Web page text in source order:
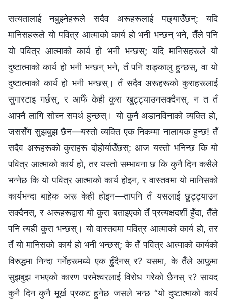
सत्यतालाई नबुझ्नेहरूले सदैव अरूहरूलाई पछ्याउँछन्‌: यदि
मानिसहरूले यो पवित्र आत्माको कार्य हो भनी भन्छन्‌ भने, तैँले पनि
यो पवित्र आत्माको कार्य हो भनी भन्छस्‌; यदि मानिसहरूले यो
दुष्टात्माको कार्य हो भनी भन्छन्‌ भने, तँ पनि शङ्कालु हुन्छस्‌, वा यो
दुष्टात्माको कार्य हो भनी भन्छस्‌। तँ सदैव अरूहरूको कुराहरूलाई
सुगारटाइ गर्छस्‌, र आफैँ केही कुरा खुट्ट्याउनसक्दैनस्, न त तँ
आफ्नै लागि सोच्न समर्थ हुन्छस्‌। यो कुनै अडानविनाको व्यक्ति हो,
जससँग सुझबुझ छैन—यस्तो व्यक्ति एक निकम्मा नालायक हुन्छ! तँ
सदैव अरूहरूको कुराहरू दोहोर्याउँछस्‌: आज यस्तो भनिन्छ कि यो
पवित्र आत्माको कार्य हो, तर यस्तो सम्भावना छ कि कुनै दिन कसैले
भन्‍नेछ कि यो पवित्र आत्माको कार्य होइन, र वास्तवमा यो मानिसको
कार्यभन्दा बाहेक अरू केही होइन—तापनि तँ यसलाई छुट्ट्याउन
सक्दैनस्‌, र अरूहरूद्वारा यो कुरा बताइएको तँ प्रत्यक्षदर्शी हुँदा, तैँले
पनि त्यही कुरा भन्छस्‌। यो वास्तवमा पवित्र आत्माको कार्य हो, तर
तँ यो मानिसको कार्य हो भनी भन्छस्‌; के तँ पवित्र आत्माको कार्यको
विरुद्धमा निन्दा गर्नेहरूमध्ये एक हुँदैनस्‌ र? यसमा, के तैँले आफूमा
सुझबुझ नभएको कारण परमेश्‍वरलाई विरोध गरेको छैनस् र? सायद
कुनै दिन कुनै मूर्ख प्रकट हुनेछ जसले भन्छ “यो दुष्टात्माको कार्य